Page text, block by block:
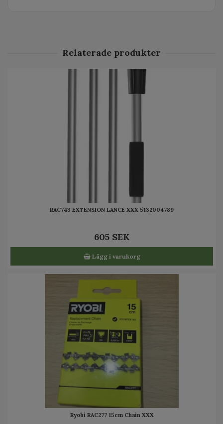
Relaterade produkter
RAC743 EXTENSION LANCE XXX 5132004789
605 SEK
Lägg i varukorg
Ryobi RAC277 15cm Chain XXX